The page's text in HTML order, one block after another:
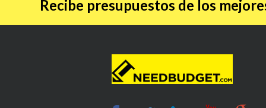
Recibe presupuestos de los